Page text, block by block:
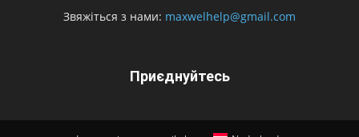
Звяжіться з нами: maxwelhelp@gmail.com
Приєднуйтесь